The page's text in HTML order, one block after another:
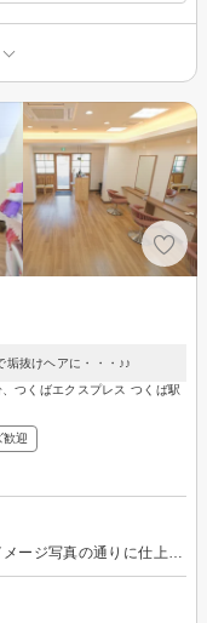
垢抜けヘアに・・・♪♪
つくばエクスプレス つくば駅
歓迎